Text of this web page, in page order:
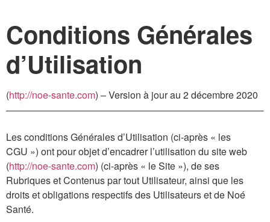
Conditions Générales
d’Utilisation
(http://noe-sante.com) – Version à jour au 2 décembre 2020
Les conditions Générales d’Utilisation (ci-après « les
CGU ») ont pour objet d’encadrer l’utilisation du site web
(http://noe-sante.com) (ci-après « le Site »), de ses
Rubriques et Contenus par tout Utilisateur, ainsi que les
droits et obligations respectifs des Utilisateurs et de Noé
Santé.